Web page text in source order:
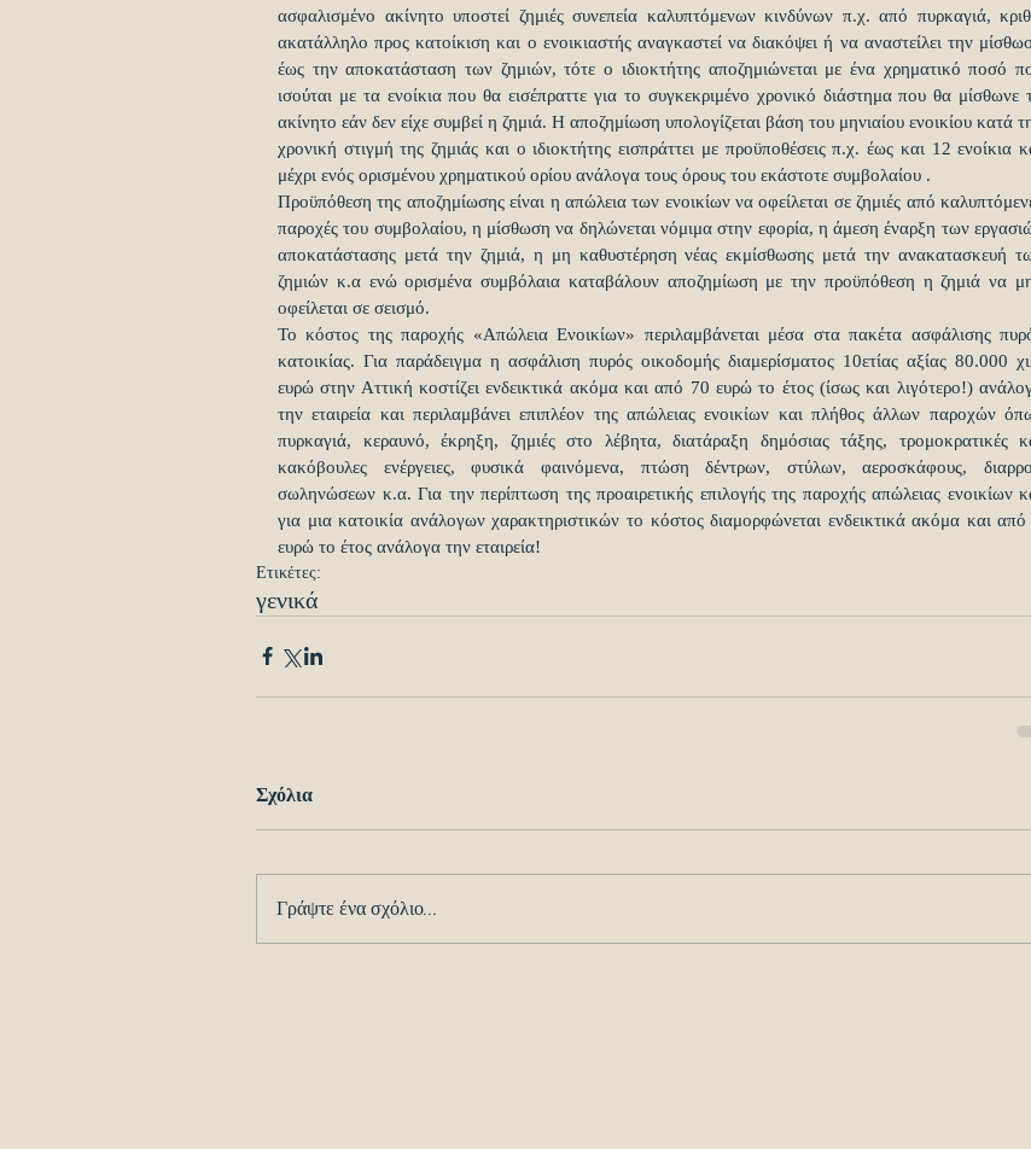
ασφαλισμένο ακίνητο υποστεί ζημιές συνεπεία καλυπτόμενων κινδύνων π.χ. από πυρκαγιά,
ακατάλληλο προς κατοίκιση και ο ενοικιαστής αναγκαστεί να διακόψει ή να αναστείλει την
έως την αποκατάσταση των ζημιών, τότε ο ιδιοκτήτης αποζημιώνεται με ένα χρηματικό ποσό
ισούται με τα ενοίκια που θα εισέπραττε για το συγκεκριμένο χρονικό διάστημα που θα μίσθωνε
ακίνητο εάν δεν είχε συμβεί η ζημιά. Η αποζημίωση υπολογίζεται βάση του μηνιαίου ενοικίου κατά
χρονική στιγμή της ζημιάς και ο ιδιοκτήτης εισπράττει με προϋποθέσεις π.χ. έως και 12 ενοίκια
μέχρι ενός ορισμένου χρηματικού ορίου ανάλογα τους όρους του εκάστοτε συμβολαίου .
Προϋπόθεση της αποζημίωσης είναι η απώλεια των ενοικίων να οφείλεται σε ζημιές από
παροχές του συμβολαίου, η μίσθωση να δηλώνεται νόμιμα στην εφορία, η άμεση έναρξη των
αποκατάστασης μετά την ζημιά, η μη καθυστέρηση νέας εκμίσθωσης μετά την ανακατασκευή
ζημιών κ.α ενώ ορισμένα συμβόλαια καταβάλουν αποζημίωση με την προϋπόθεση η ζημιά να
οφείλεται σε σεισμό.
Το κόστος της παροχής «Απώλεια Ενοικίων» περιλαμβάνεται μέσα στα πακέτα ασφάλισης
κατοικίας. Για παράδειγμα η ασφάλιση πυρός οικοδομής διαμερίσματος 10ετίας αξίας 80.000
ευρώ στην Αττική κοστίζει ενδεικτικά ακόμα και από 70 ευρώ το έτος (ίσως και λιγότερο!)
την εταιρεία και περιλαμβάνει επιπλέον της απώλειας ενοικίων και πλήθος άλλων παροχών
πυρκαγιά, κεραυνό, έκρηξη, ζημιές στο λέβητα, διατάραξη δημόσιας τάξης, τρομοκρατικές
κακόβουλες ενέργειες, φυσικά φαινόμενα, πτώση δέντρων, στύλων, αεροσκάφους,
σωληνώσεων κ.α. Για την περίπτωση της προαιρετικής επιλογής της παροχής απώλειας ενοικίων
για μια κατοικία ανάλογων χαρακτηριστικών το κόστος διαμορφώνεται ενδεικτικά ακόμα και
ευρώ το έτος ανάλογα την εταιρεία!
Ετικέτες:
γενικά
Σχόλια
Γράψτε ένα σχόλιο...